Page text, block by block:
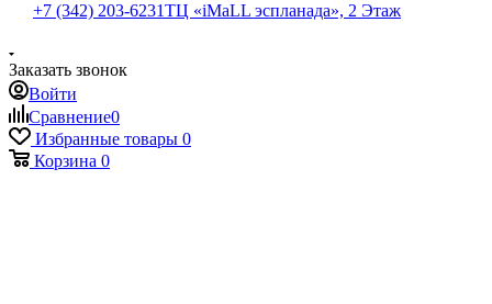
+7 (342) 203-6231ТЦ «iMaLL эспланада», 2 Этаж
Заказать звонок
Войти
Сравнение0
Избранные товары 0
Корзина 0